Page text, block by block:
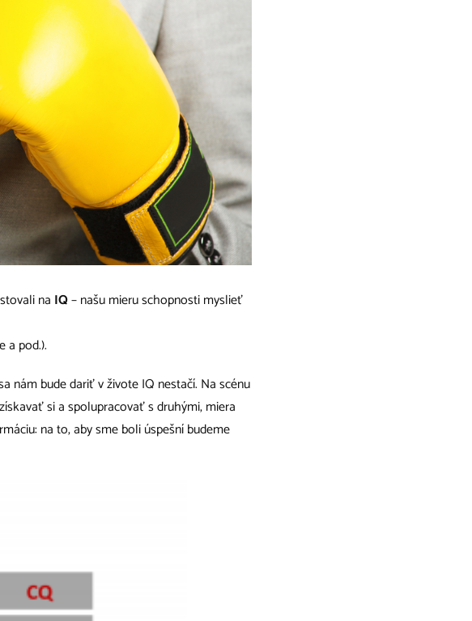
na IQ– našu mieru schopnosti myslieť
a pod.).
nám bude dariť v živote IQ nestačí. Na scénu
si a spolupracovať s druhými, miera
na to, aby sme boli úspešní budeme